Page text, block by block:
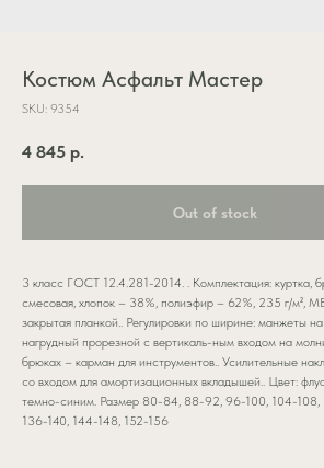
Костюм Асфальт Мастер
SKU: 9354
4 845 р.
Out of stock
3 класс ГОСТ 12.4.281-2014. . Комплектация: куртка,
смесовая, хлопок – 38%, полиэфир – 62%, 235 г/м²,
закрытая планкой.. Регулировки по ширине: манжеты
нагрудный прорезной с вертикаль-ным входом на
брюках – карман для инструментов.. Усилительные
со входом для амортизационных вкладышей.. Цвет:
темно-синим. Размер 80-84, 88-92, 96-100, 104-108,
136-140, 144-148, 152-156